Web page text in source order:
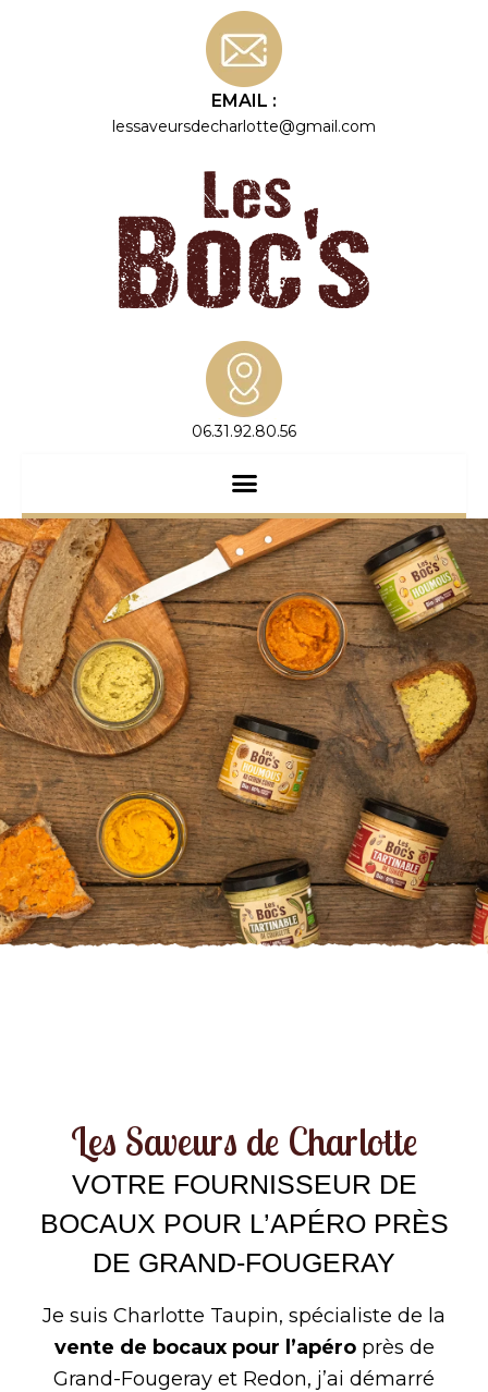
EMAIL :
lessaveursdecharlotte@gmail.com
06.31.92.80.56
Les Saveurs de Charlotte
VOTRE FOURNISSEUR DE
BOCAUX POUR L’APÉRO PRÈS
DE GRAND-FOUGERAY
Je suis Charlotte Taupin, spécialiste de la
vente de bocaux pour l’apéro près de
Grand-Fougeray et Redon, j’ai démarré